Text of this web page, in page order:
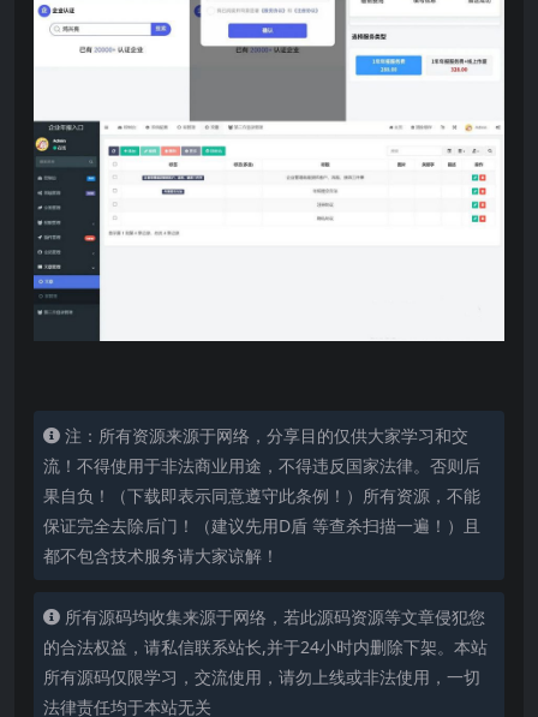
注：所有资源来源于网络，分享目的仅供大家学习和交
流！不得使用于非法商业用途，不得违反国家法律。否则后
果自负！（下载即表示同意遵守此条例！）所有资源，不能
保证完全去除后门！（建议先用D盾 等查杀扫描一遍！）且
都不包含技术服务请大家谅解！
所有源码均收集来源于网络，若此源码资源等文章侵犯您
的合法权益，请私信联系站长,并于24小时内删除下架。本站
所有源码仅限学习，交流使用，请勿上线或非法使用，一切
法律责任均于本站无关